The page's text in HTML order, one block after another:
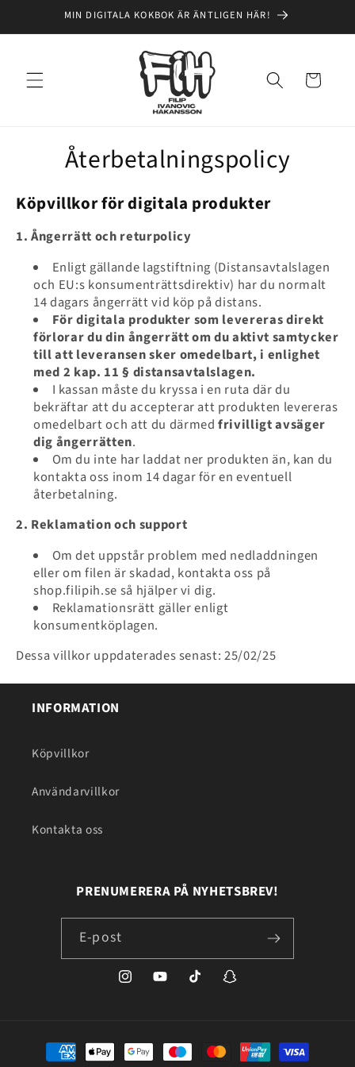
MIN DIGITALA KOKBOK ÄR ÄNTLIGEN HÄR!
Varukorg
Återbetalningspolicy
Köpvillkor för digitala produkter
1. Ångerrätt och returpolicy
Enligt gällande lagstiftning (Distansavtalslagen
och EU:s konsumenträttsdirektiv) har du normalt
14 dagars ångerrätt vid köp på distans.
För digitala produkter som levereras direkt
förlorar du din ångerrätt om du aktivt samtycker
till att leveransen sker omedelbart, i enlighet
med 2 kap. 11 § distansavtalslagen.
I kassan måste du kryssa i en ruta där du
bekräftar att du accepterar att produkten levereras
omedelbart och att du därmedfrivilligt avsäger
dig ångerrätten.
Om du inte har laddat ner produkten än, kan du
kontakta oss inom 14 dagar för en eventuell
återbetalning.
2. Reklamation och support
Om det uppstår problem med nedladdningen
eller om filen är skadad, kontakta oss på
shop.filipih.se så hjälper vi dig.
Reklamationsrätt gäller enligt
konsumentköplagen.
Dessa villkor uppdaterades senast: 25/02/25
INFORMATION
Köpvillkor
Användarvillkor
Kontakta oss
PRENUMERERA PÅ NYHETSBREV!
E-post
https://www.instagram.com/ifilip24/
https://www.youtube.com/@ifilip24
https://www.tiktok.com/
snapchat.com/add/
Betalningsmetoder